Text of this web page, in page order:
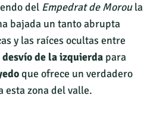
del Empedrat de Moroula
bajada un tanto abrupta
y las raíces ocultas entre
desvío de la izquierda para
que ofrece un verdadero
esta zona del valle.